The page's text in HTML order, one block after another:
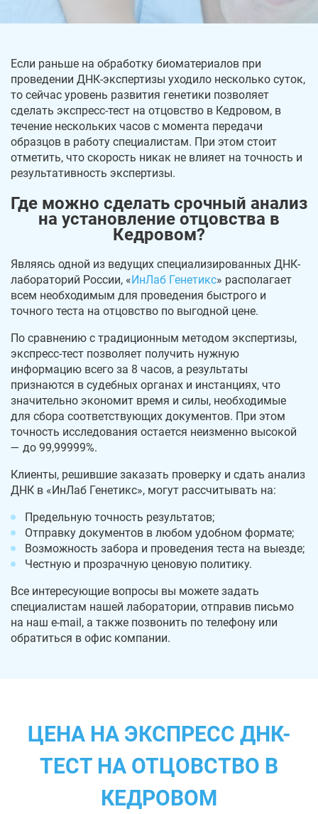
Если раньше на обработку биоматериалов при
проведении ДНК-экспертизы уходило несколько суток,
то сейчас уровень развития генетики позволяет
сделать экспресс-тест на отцовство в Кедровом, в
течение нескольких часов с момента передачи
образцов в работу специалистам. При этом стоит
отметить, что скорость никак не влияет на точность и
результативность экспертизы.
Где можно сделать срочный анализ
на установление отцовства в
Кедровом?
Являясь одной из ведущих специализированных ДНК-
лабораторий России, « ИнЛаб Генетикс» располагает
всем необходимым для проведения быстрого и
точного теста на отцовство по выгодной цене.
По сравнению с традиционным методом экспертизы,
экспресс-тест позволяет получить нужную
информацию всего за 8 часов, а результаты
признаются в судебных органах и инстанциях, что
значительно экономит время и силы, необходимые
для сбора соответствующих документов. При этом
точность исследования остается неизменно высокой
— до 99,99999%.
Клиенты, решившие заказать проверку и сдать анализ
ДНК в «ИнЛаб Генетикс», могут рассчитывать на:
Предельную точность результатов;
Отправку документов в любом удобном формате;
Возможность забора и проведения теста на выезде;
Честную и прозрачную ценовую политику.
Все интересующие вопросы вы можете задать
специалистам нашей лаборатории, отправив письмо
на наш e-mail, а также позвонить по телефону или
обратиться в офис компании.
ЦЕНА НА ЭКСПРЕСС ДНК-
ТЕСТ НА ОТЦОВСТВО В
КЕДРОВОМ